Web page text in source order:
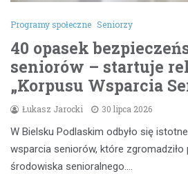
Programy społeczne Seniorzy
40 opasek
seniorów – startuje
„Korpusu Wsparcia
Łukasz Jarocki 30 lipca 2026
W Bielsku Podlaskim odbyło się
wsparcia seniorów, które zgromadziło
środowiska senioralnego.…